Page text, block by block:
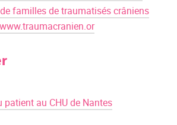
familles de traumatisés crâniens
patient au CHU de Nantes